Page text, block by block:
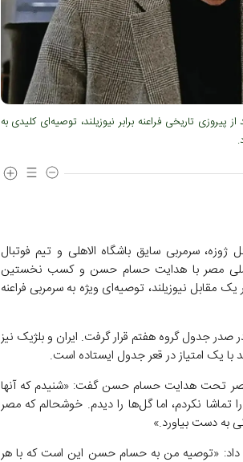
تاریخی فراعنه برابر نیوزیلند، توصیه‌ای کلیدی به
سرمربی سایق باشگاه الاهلی و تیم فوتبال
ملی مصر با هدایت حسام حسن و کسب نخستین
مقابل نیوزیلند، توصیه‌ای ویژه به سرمربی فراعنه
۴ امتیازی شد و در صدر جدول گروه هفتم قرار گرفت. ایران و بلژیک نیز
مصر تحت هدایت حسام حسن گفت: «شنیدم که آنها
تماشا نکردم، اما گل‌ها را دیدم. خوشحالم که مصر
به دست بیاورد.»
داد: «توصیه من به حسام حسن این است که با هر